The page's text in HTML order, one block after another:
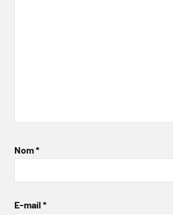
Nom*
E-mail *